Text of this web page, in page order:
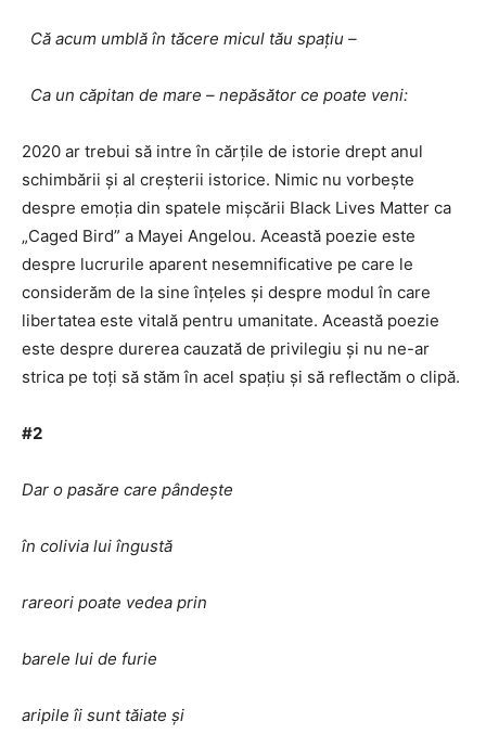
Că acum umblă în tăcere micul tău spațiu –
Ca un căpitan de mare – nepăsător ce poate veni:
2020 ar trebui să intre în cărțile de istorie drept anul
schimbării și al creșterii istorice. Nimic nu vorbește
despre emoția din spatele mișcării Black Lives Matter ca
„Caged Bird” a Mayei Angelou. Această poezie este
despre lucrurile aparent nesemnificative pe care le
considerăm de la sine înțeles și despre modul în care
libertatea este vitală pentru umanitate. Această poezie
este despre durerea cauzată de privilegiu și nu ne-ar
strica pe toți să stăm în acel spațiu și să reflectăm o clipă.
#2
Dar o pasăre care pândește
în colivia lui îngustă
rareori poate vedea prin
barele lui de furie
aripile îi sunt tăiate și